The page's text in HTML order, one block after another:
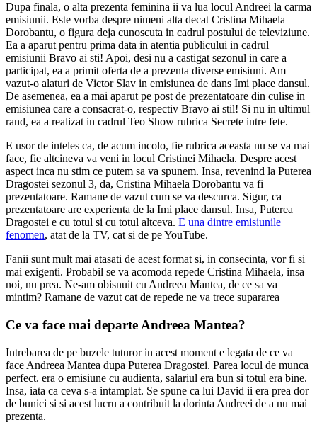
Dupa finala, o alta prezenta feminina ii va lua locul Andreei la carma
emisiunii. Este vorba despre nimeni alta decat Cristina Mihaela
Dorobantu, o figura deja cunoscuta in cadrul postului de televiziune.
Ea a aparut pentru prima data in atentia publicului in cadrul
emisiunii Bravo ai sti! Apoi, desi nu a castigat sezonul in care a
participat, ea a primit oferta de a prezenta diverse emisiuni. Am
vazut-o alaturi de Victor Slav in emisiunea de dans Imi place dansul.
De asemenea, ea a mai aparut pe post de prezentatoare din culise in
emisiunea care a consacrat-o, respectiv Bravo ai stil! Si nu in ultimul
rand, ea a realizat in cadrul Teo Show rubrica Secrete intre fete.
E usor de inteles ca, de acum incolo, fie rubrica aceasta nu se va mai
face, fie altcineva va veni in locul Cristinei Mihaela. Despre acest
aspect inca nu stim ce putem sa va spunem. Insa, revenind la Puterea
Dragostei sezonul 3, da, Cristina Mihaela Dorobantu va fi
prezentatoare. Ramane de vazut cum se va descurca. Sigur, ca
prezentatoare are experienta de la Imi place dansul. Insa, Puterea
Dragostei e cu totul si cu totul altceva. E una dintre emisiunile
fenomen, atat de la TV, cat si de pe YouTube.
Fanii sunt mult mai atasati de acest format si, in consecinta, vor fi si
mai exigenti. Probabil se va acomoda repede Cristina Mihaela, insa
noi, nu prea. Ne-am obisnuit cu Andreea Mantea, de ce sa va
mintim? Ramane de vazut cat de repede ne va trece supararea
Ce va face mai departe Andreea Mantea?
Intrebarea de pe buzele tuturor in acest moment e legata de ce va
face Andreea Mantea dupa Puterea Dragostei. Parea locul de munca
perfect. era o emisiune cu audienta, salariul era bun si totul era bine.
Insa, iata ca ceva s-a intamplat. Se spune ca lui David ii era prea dor
de bunici si si acest lucru a contribuit la dorinta Andreei de a nu mai
prezenta.